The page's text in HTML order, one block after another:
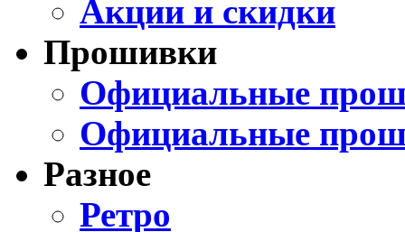
Акции и скидки
Прошивки
Официальные
Официальные
Разное
Ретро